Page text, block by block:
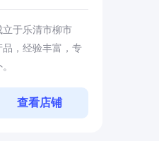
立于乐清市柳市
，经验丰富，专
查看店铺